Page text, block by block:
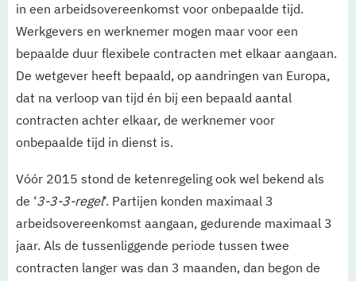
in een arbeidsovereenkomst voor onbepaalde tijd.
Werkgevers en werknemer mogen maar voor een
bepaalde duur flexibele contracten met elkaar aangaan.
De wetgever heeft bepaald, op aandringen van Europa,
dat na verloop van tijd én bij een bepaald aantal
contracten achter elkaar, de werknemer voor
onbepaalde tijd in dienst is.
Vóór 2015 stond de ketenregeling ook wel bekend als
de ‘3-3-3-regel‘. Partijen konden maximaal 3
arbeidsovereenkomst aangaan, gedurende maximaal 3
jaar. Als de tussenliggende periode tussen twee
contracten langer was dan 3 maanden, dan begon de